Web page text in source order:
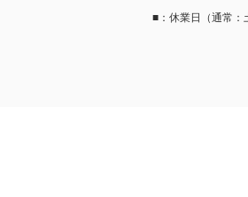
■：休業日（通常：